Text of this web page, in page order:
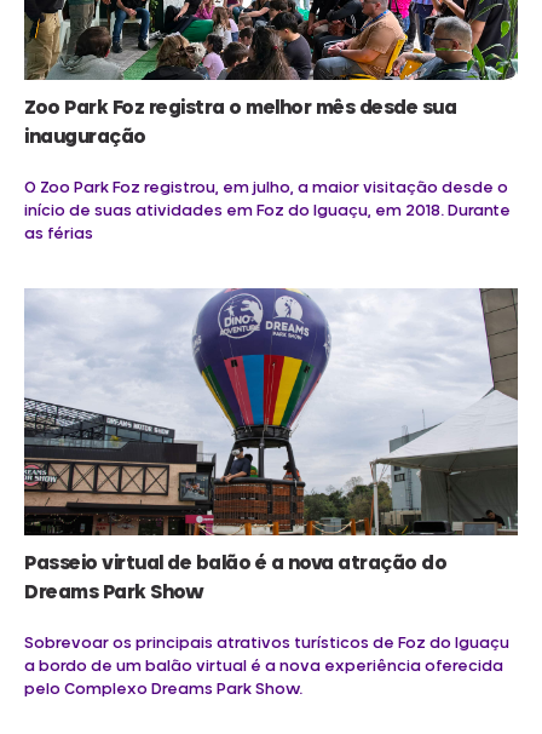
Zoo Park Foz registra o melhor mês desde sua
inauguração
O Zoo Park Foz registrou, em julho, a maior visitação desde o
início de suas atividades em Foz do Iguaçu, em 2018. Durante
as férias
Passeio virtual de balão é a nova atração do
Dreams Park Show
Sobrevoar os principais atrativos turísticos de Foz do Iguaçu
a bordo de um balão virtual é a nova experiência oferecida
pelo Complexo Dreams Park Show.